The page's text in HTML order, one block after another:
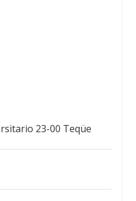
23-00 Teqüe